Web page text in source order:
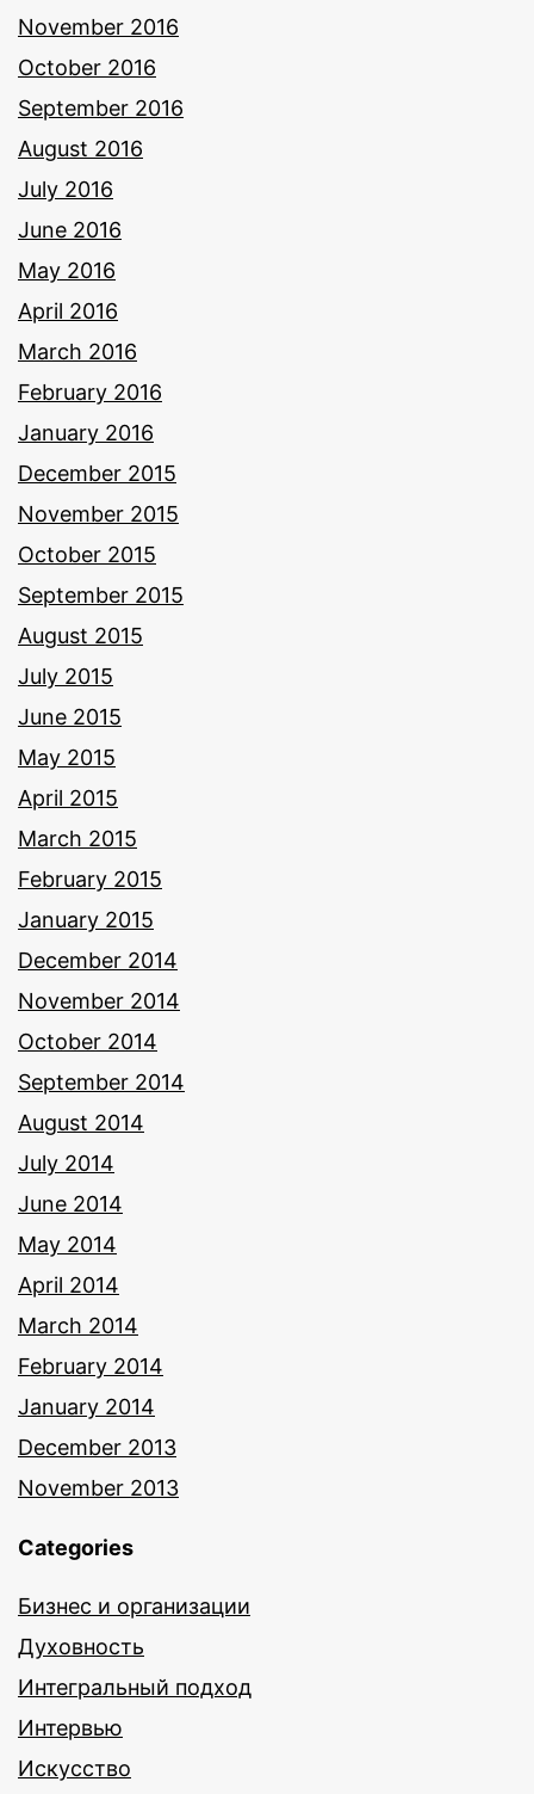
November 2016
October 2016
September 2016
August 2016
July 2016
June 2016
May 2016
April 2016
March 2016
February 2016
January 2016
December 2015
November 2015
October 2015
September 2015
August 2015
July 2015
June 2015
May 2015
April 2015
March 2015
February 2015
January 2015
December 2014
November 2014
October 2014
September 2014
August 2014
July 2014
June 2014
May 2014
April 2014
March 2014
February 2014
January 2014
December 2013
November 2013
Categories
Бизнес и организации
Духовность
Интегральный подход
Интервью
Искусство